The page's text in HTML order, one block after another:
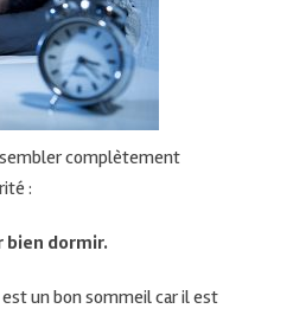
sembler complètement
:
bien dormir.
un bon sommeil car il est